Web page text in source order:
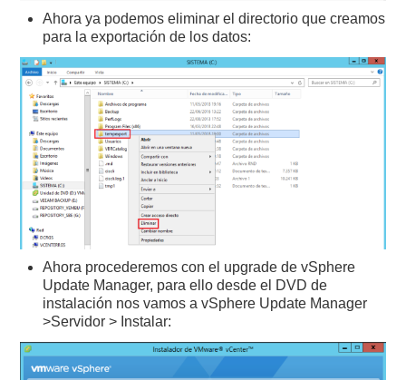
Ahora ya podemos eliminar el directorio que creamos
para la exportación de los datos:
Ahora procederemos con el upgrade de vSphere
Update Manager, para ello desde el DVD de
instalación nos vamos a vSphere Update Manager
>Servidor > Instalar: